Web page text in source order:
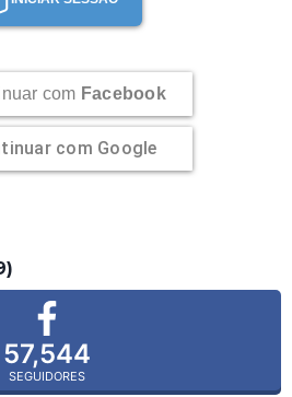
com Facebook
com Google
57,544
SEGUIDORES